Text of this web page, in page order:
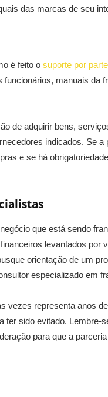
das marcas de seu
é feito o suporte por
funcionários, manuais da
de adquirir bens,
indicados. Se
e se há
que está sendo
levantados por
orientação de um
especializado em
vezes representa anos
ter sido evitado.
para que a